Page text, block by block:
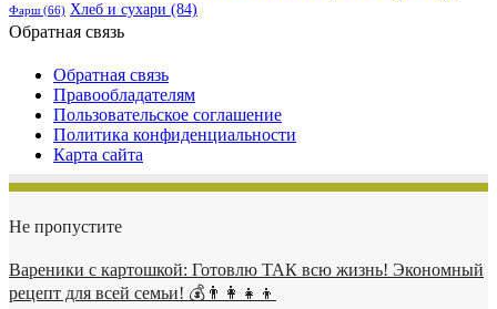
Фарш(66) Хлеб и сухари (84)
Обратная связь
Обратная связь
Правообладателям
Пользовательское соглашение
Политика конфиденциальности
Карта сайта
Не пропустите
Вареники с картошкой: Готовлю ТАК всю жизнь! Экономный
рецепт для всей семьи! 💰👨👩👧👦